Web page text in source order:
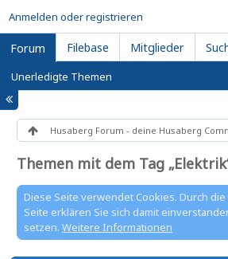
Anmelden oder registrieren
Forum Filebase Mitglieder
Unerledigte Themen
Husaberg Forum - deine Husaberg
Themen mit dem Tag
Diese Seite verwendet Cookies. Durch
Seite erklären Sie sich damit
setzen. Weitere Informationen